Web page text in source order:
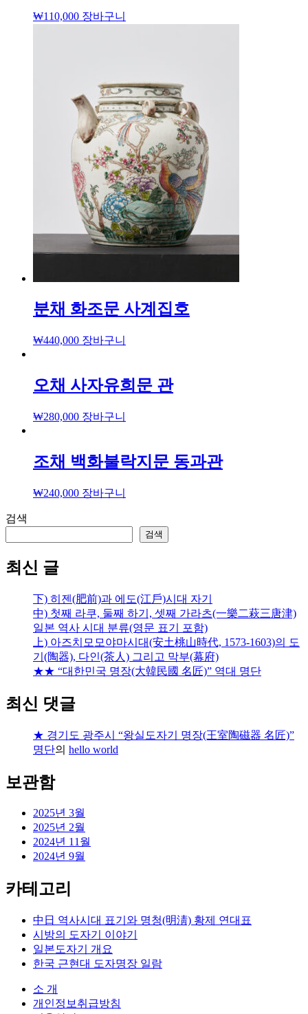
₩110,000 장바구니
분채 화조문 사계집호
₩440,000 장바구니
오채 사자유희문 관
₩280,000 장바구니
조채 백화불락지문 동과관
₩240,000 장바구니
검색
검색
최신 글
下) 히젠(肥前)과 에도(江戶)시대 자기
中) 첫째 라쿠, 둘째 하기, 셋째 가라츠(一樂二萩三唐津)
일본 역사 시대 분류(영문 표기 포함)
上) 아즈치모모야마시대(安土桃山時代, 1573-1603)의 도
기(陶器), 다인(茶人) 그리고 막부(幕府)
★★ “대한민국 명장(大韓民國 名匠)” 역대 명단
최신 댓글
★ 경기도 광주시 “왕실도자기 명장(王室陶磁器 名匠)”
명단의 hello world
보관함
2025년 3월
2025년 2월
2024년 11월
2024년 9월
카테고리
中日 역사시대 표기와 명청(明淸) 황제 연대표
시방의 도자기 이야기
일본도자기 개요
한국 근현대 도자명장 일람
소 개
개인정보취급방침